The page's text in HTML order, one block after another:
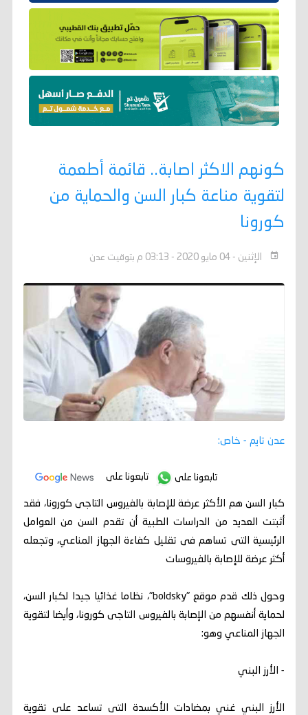
كونهم الاكثر اصابة.. قائمة أطعمة
لتقوية مناعة كبار السن والحماية من
كورونا
الإثنين - 04 مايو 2020 - 03:13 م بتوقيت عدن
عدن تايم - خاص:
تابعونا على تابعونا على
كبار السن هم الأكثر عرضة للإصابة بالفيروس التاجى كورونا، فقد
أثبتت العديد من الدراسات الطبية أن تقدم السن من العوامل
الرئيسية التى تساهم فى تقليل كفاءة الجهاز المناعي، وتجعله
أكثر عرضة للإصابة بالفيروسات
وحول ذلك قدم موقع "boldsky"، نظاما غذائيا جيدا لكبار السن،
لحماية أنفسهم من الإصابة بالفيروس التاجى كورونا، وأيضا لتقوية
الجهاز المناعي وهو:
- الأرز البني
الأرز البني غني بمضادات الأكسدة التى تساعد على تقوية